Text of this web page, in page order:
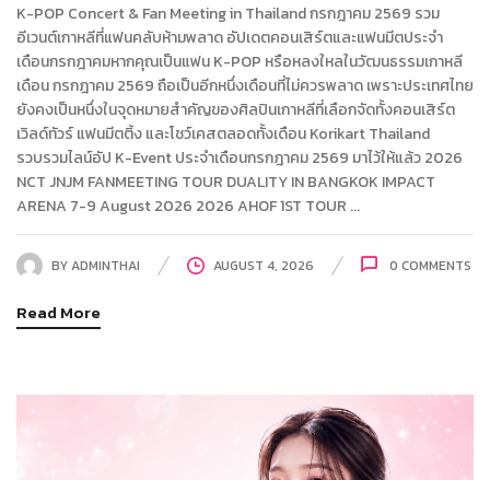
K-POP Concert & Fan Meeting in Thailand กรกฎาคม 2569 รวม
อีเวนต์เกาหลีที่แฟนคลับห้ามพลาด อัปเดตคอนเสิร์ตและแฟนมีตประจำ
เดือนกรกฎาคมหากคุณเป็นแฟน K-POP หรือหลงใหลในวัฒนธรรมเกาหลี
เดือน กรกฎาคม 2569 ถือเป็นอีกหนึ่งเดือนที่ไม่ควรพลาด เพราะประเทศไทย
ยังคงเป็นหนึ่งในจุดหมายสำคัญของศิลปินเกาหลีที่เลือกจัดทั้งคอนเสิร์ต
เวิลด์ทัวร์ แฟนมีตติ้ง และโชว์เคสตลอดทั้งเดือน Korikart Thailand
รวบรวมไลน์อัป K-Event ประจำเดือนกรกฎาคม 2569 มาไว้ให้แล้ว 2026
NCT JNJM FANMEETING TOUR DUALITY IN BANGKOK IMPACT
ARENA 7-9 August 2026 2026 AHOF 1ST TOUR ...
BYADMINTHAI AUGUST 4, 2026 0 COMMENTS
Read More